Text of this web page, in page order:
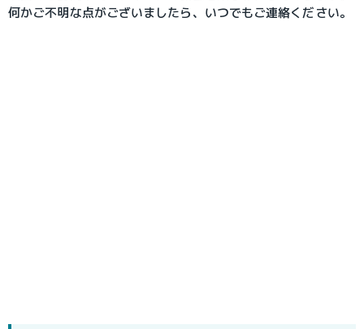
何かご不明な点がございましたら、いつでもご連絡ください。